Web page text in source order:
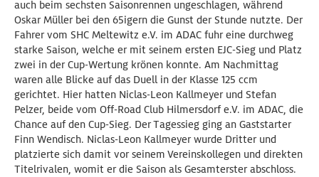
auch beim sechsten Saisonrennen ungeschlagen, während
Oskar Müller bei den 65igern die Gunst der Stunde nutzte. Der
Fahrer vom SHC Meltewitz e.V. im ADAC fuhr eine durchweg
starke Saison, welche er mit seinem ersten EJC-Sieg und Platz
zwei in der Cup-Wertung krönen konnte. Am Nachmittag
waren alle Blicke auf das Duell in der Klasse 125 ccm
gerichtet. Hier hatten Niclas-Leon Kallmeyer und Stefan
Pelzer, beide vom Off-Road Club Hilmersdorf e.V. im ADAC, die
Chance auf den Cup-Sieg. Der Tagessieg ging an Gaststarter
Finn Wendisch. Niclas-Leon Kallmeyer wurde Dritter und
platzierte sich damit vor seinem Vereinskollegen und direkten
Titelrivalen, womit er die Saison als Gesamterster abschloss.